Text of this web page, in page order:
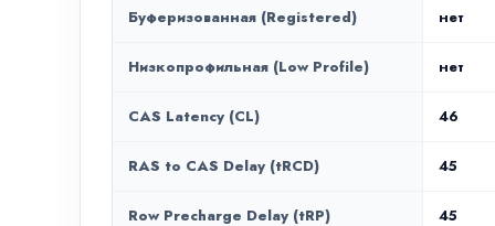
Буферизованная (Registered) нет
Низкопрофильная (Low Profile) нет
CAS Latency (CL) 46
RAS to CAS Delay (tRCD) 45
Row Precharge Delay (tRP) 45